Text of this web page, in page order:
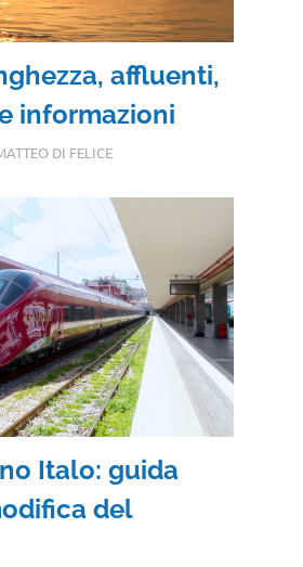
affluenti,
informazioni
DI FELICE
Italo: guida
del